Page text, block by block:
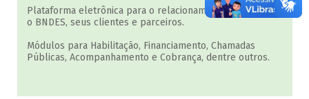
Plataforma eletrônica para o relacionamento direto entre
o BNDES, seus clientes e parceiros.
Módulos para Habilitação, Financiamento, Chamadas
Públicas, Acompanhamento e Cobrança, dentre outros.